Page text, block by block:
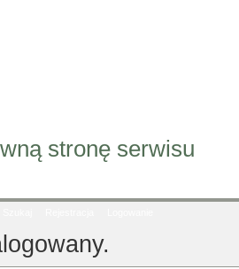
stronę serwisu